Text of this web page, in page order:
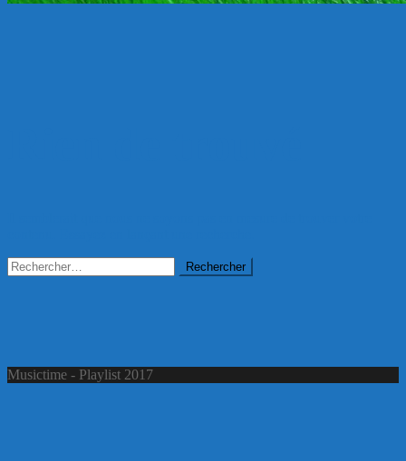
Rechercher :
Musictime - Playlist 2017